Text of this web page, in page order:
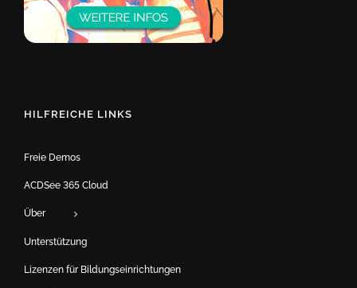
HILFREICHE LINKS
Freie Demos
ACDSee 365 Cloud
Über
Unterstützung
Lizenzen für Bildungseinrichtungen